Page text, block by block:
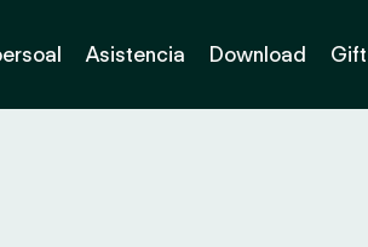
Asistencia Download